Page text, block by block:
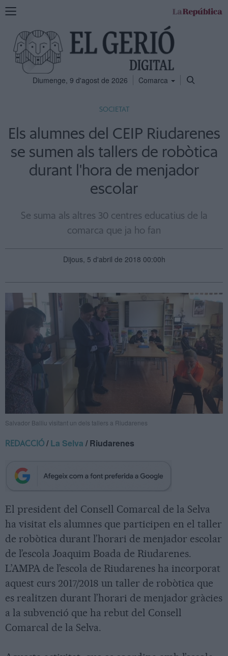
Mostra
navegació
Diumenge, 9 d'agost de 2026 Comarca
SOCIETAT
Els alumnes del CEIP Riudarenes
se sumen als tallers de robòtica
durant l'hora de menjador
escolar
Se suma als altres 30 centres educatius de la
comarca que ja ho fan
Dijous, 5 d'abril de 2018 00:00h
Salvador Balliu visitant un dels tallers a Riudarenes
REDACCIÓ /La Selva / Riudarenes
El president del Consell Comarcal de la Selva
ha visitat els alumnes que participen en el taller
de robòtica durant l’horari de menjador escolar
de l’escola Joaquim Boada de Riudarenes.
L’AMPA de l’escola de Riudarenes ha incorporat
aquest curs 2017/2018 un taller de robòtica que
es realitzen durant l’horari de menjador gràcies
a la subvenció que ha rebut del Consell
Comarcal de la Selva.